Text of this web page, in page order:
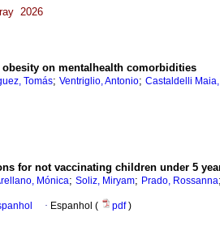
2026
on mentalhealth comorbidities
Tomás; Ventriglio, Antonio; Castaldelli
for not vaccinating children under 5
Mónica; Soliz, Miryam; Prado, Rossanna;
· Espanhol ( pdf)